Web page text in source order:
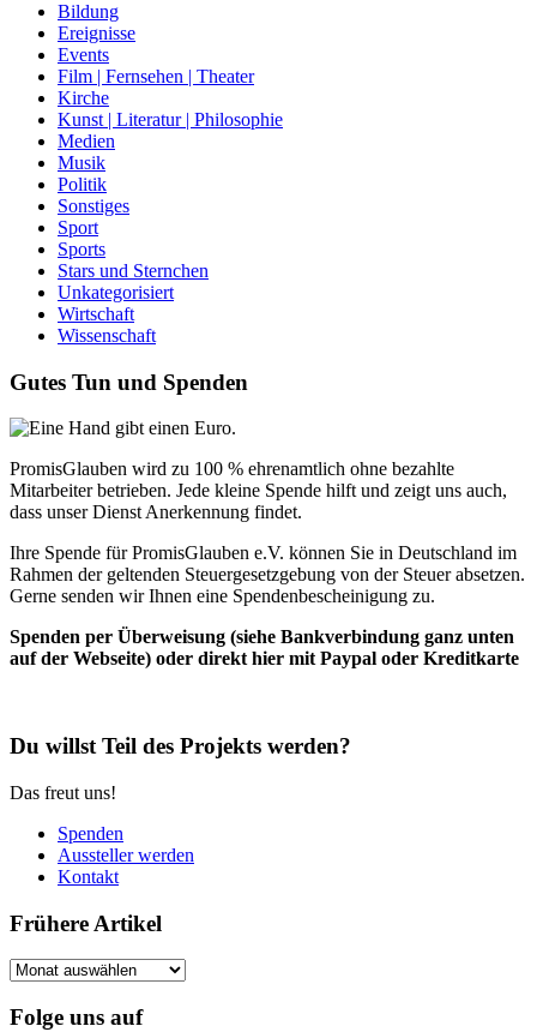
Bildung
Ereignisse
Events
Film | Fernsehen | Theater
Kirche
Kunst | Literatur | Philosophie
Medien
Musik
Politik
Sonstiges
Sport
Sports
Stars und Sternchen
Unkategorisiert
Wirtschaft
Wissenschaft
Gutes Tun und Spenden
PromisGlauben wird zu 100 % ehrenamtlich ohne bezahlte
Mitarbeiter betrieben. Jede kleine Spende hilft und zeigt uns auch,
dass unser Dienst Anerkennung findet.
Ihre Spende für PromisGlauben e.V. können Sie in Deutschland im
Rahmen der geltenden Steuergesetzgebung von der Steuer absetzen.
Gerne senden wir Ihnen eine Spendenbescheinigung zu.
Spenden per Überweisung (siehe Bankverbindung ganz unten
auf der Webseite) oder direkt hier mit Paypal oder Kreditkarte
Du willst Teil des Projekts werden?
Das freut uns!
Spenden
Aussteller werden
Kontakt
Frühere Artikel
Frühere
Folge uns auf